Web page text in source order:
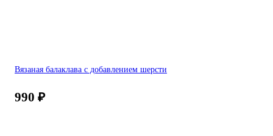
Вязаная балаклава с добавлением шерсти
990 ₽